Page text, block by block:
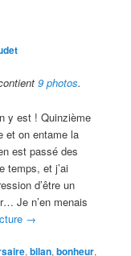
9 photos.
y est ! Quinzième
et on entame la
est passé des
temps, et j’ai
d’être un
Je n’en menais
→
,bilan,bonheur,